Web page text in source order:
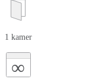
1 kamer
∞